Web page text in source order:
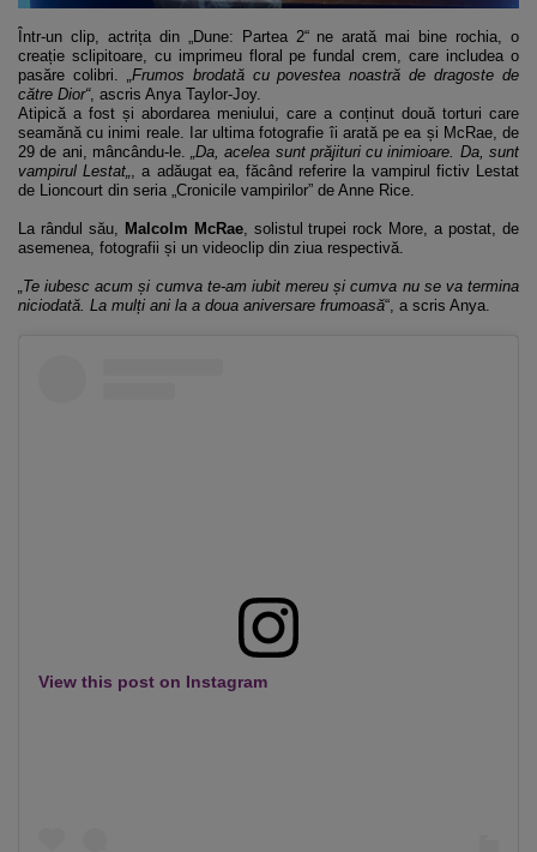
Într-un clip, actrița din „Dune: Partea 2“ ne arată mai bine rochia, o
creație sclipitoare, cu imprimeu floral pe fundal crem, care includea o
pasăre colibri.
„Frumos brodată cu povestea noastră de dragoste de
către Dior“, ascris Anya Taylor-Joy.
Atipică a fost și abordarea meniului, care a conținut două torturi care
seamănă cu inimi reale. Iar ultima fotografie îi arată pe ea și McRae, de
29 de ani, mâncându-le.
„Da, acelea sunt prăjituri cu inimioare. Da, sunt
vampirul Lestat„
, a adăugat ea, făcând referire la vampirul fictiv Lestat
de Lioncourt din seria „Cronicile vampirilor” de Anne Rice.
La rândul său, Malcolm McRae, solistul trupei rock More, a postat, de
asemenea, fotografii și un videoclip din ziua respectivă.
„Te iubesc acum și cumva te-am iubit mereu și cumva nu se va termina
niciodată. La mulți ani la a doua aniversare frumoasă“, a scris Anya.
View this post on Instagram